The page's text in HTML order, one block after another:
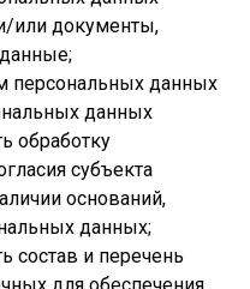
или документы,
персональных данных
данных
обработку
субъекта
оснований,
данных;
состав и перечень
для обеспечения